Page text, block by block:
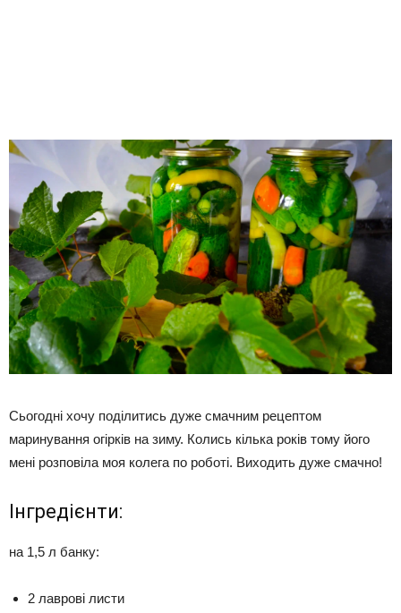
Сьогодні хочу поділитись дуже смачним рецептом
маринування огірків на зиму. Колись кілька років тому його
мені розповіла моя колега по роботі. Виходить дуже смачно!
Інгредієнти:
на 1,5 л банку:
2 лаврові листи